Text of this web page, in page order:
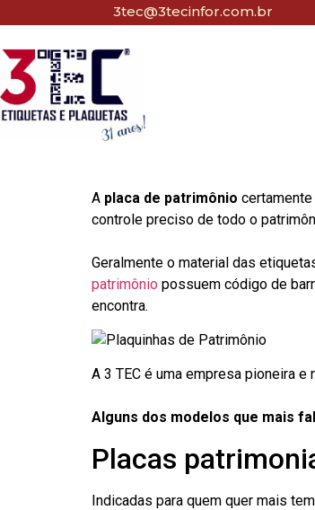
3tec@3tecinfor.com.br
A placa de patrimônio
controle preciso de todo o
Geralmente o material das
patrimônio possuem código de
encontra.
A 3 TEC é uma empresa pioneira
Alguns dos modelos que mais
Placas
Indicadas para quem quer mais